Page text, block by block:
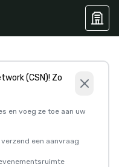
(CSN)! Zo
en voeg ze toe aan uw
een aanvraag